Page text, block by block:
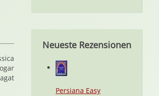
Neueste Rezensionen
Persiana Easy